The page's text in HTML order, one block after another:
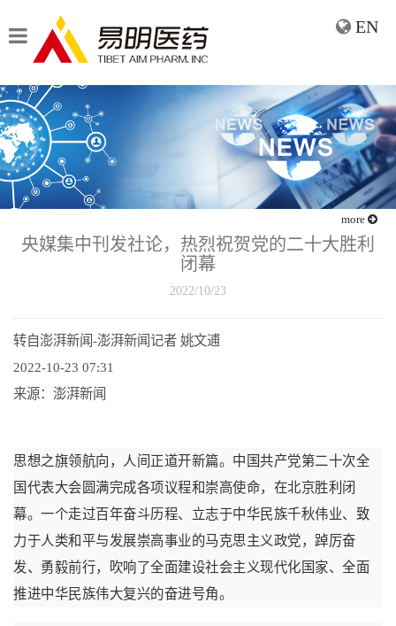
EN
more
央媒集中刊发社论，热烈祝贺党的二十大胜利
闭幕
2022/10/23
转自澎湃新闻-澎湃新闻记者 姚文逋
2022-10-23 07:31
来源：澎湃新闻
思想之旗领航向，人间正道开新篇。中国共产党第二十次全
国代表大会圆满完成各项议程和崇高使命，在北京胜利闭
幕。一个走过百年奋斗历程、立志于中华民族千秋伟业、致
力于人类和平与发展崇高事业的马克思主义政党，踔厉奋
发、勇毅前行，吹响了全面建设社会主义现代化国家、全面
推进中华民族伟大复兴的奋进号角。